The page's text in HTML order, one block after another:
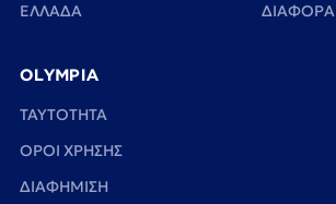
ΕΛΛΑΔΑ
ΔΙΑΦΟΡΑ
OLYMPIA
TAYTOTHTA
ΟΡΟΙ ΧΡΗΣΗΣ
ΔΙΑΦΗΜΙΣΗ